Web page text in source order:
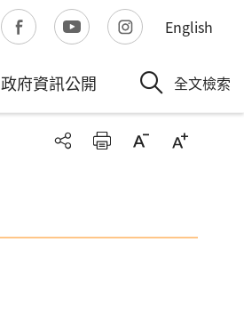
English
政府資訊公開 全文檢索